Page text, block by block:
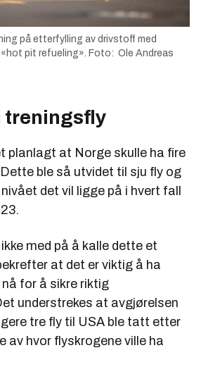
på etterfylling av drivstoff med
pit refueling». Foto: Ole Andreas
treningsfly
planlagt at Norge skulle ha fire
ble så utvidet til sju fly og
det vil ligge på i hvert fall
med på å kalle dette et
at det er viktig å ha
nå for å sikre riktig
understrekes at avgjørelsen
tre fly til USA ble tatt etter
av hvor flyskrogene ville ha